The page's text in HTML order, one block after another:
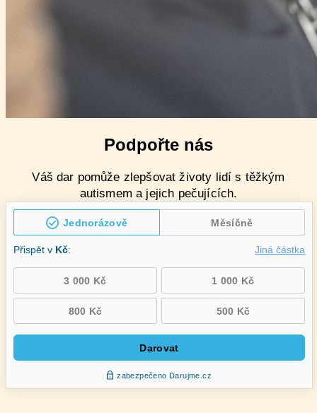
Podpořte nás
Váš dar pomůže zlepšovat životy lidí s těžkým
autismem a jejich pečujících.